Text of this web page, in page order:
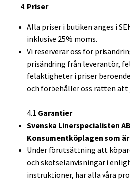
Priser
Alla priser i butiken anges i
inklusive 25% moms.
Vi reserverar oss för
prisändring från leverantör,
felaktigheter i priser
och förbehåller oss rätten att
4.1 Garantier
Svenska Linerspecialisten
Konsumentköplagen som
Under förutsättning att
och skötselanvisningar i
instruktioner, har alla våra